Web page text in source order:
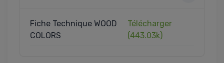
Fiche Technique WOOD
COLORS
Télécharger
(443.03k)